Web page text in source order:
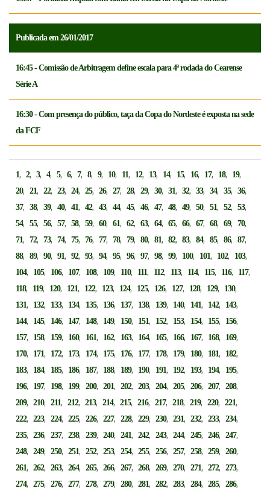
Publicada em 26/01/2017
16:45 - Comissão de Arbitragem define escala para 4ª rodada do Cearense
Série A
16:30 - Com presença do público, taça da Copa do Nordeste é exposta na sede
da FCF
1,2,3,4,5,6,7,8,9, 10, 11, 12, 13, 14, 15, 16, 17, 18, 19,
20,21,22,23,24,25,26,27,28,29,30,31,32,33,34,35,36,
37,38,39,40,41,42,43,44,45,46,47,48,49,50,51,52,53,
54,55,56,57,58,59,60,61,62,63,64,65,66,67,68,69,70,
71,72,73,74,75,76,77,78,79,80,81,82,83,84,85,86,87,
88,89,90,91,92,93,94,95,96,97,98,99, 100, 101, 102, 103,
104, 105, 106, 107, 108, 109, 110, 111, 112, 113, 114, 115, 116, 117,
118, 119, 120, 121, 122, 123, 124, 125, 126, 127, 128, 129, 130,
131, 132, 133, 134, 135, 136, 137, 138, 139, 140, 141, 142, 143,
144, 145, 146, 147, 148, 149, 150, 151, 152, 153, 154, 155, 156,
157, 158, 159, 160, 161, 162, 163, 164, 165, 166, 167, 168, 169,
170, 171, 172, 173, 174, 175, 176, 177, 178, 179, 180, 181, 182,
183, 184, 185, 186, 187, 188, 189, 190, 191, 192, 193, 194, 195,
196, 197, 198, 199,200,201,202,203,204,205,206,207,208,
209,210,211,212,213,214,215,216,217,218,219,220,221,
222,223,224,225,226,227,228,229,230,231,232,233,234,
235,236,237,238,239,240,241,242,243,244,245,246,247,
248,249,250,251,252,253,254,255,256,257,258,259,260,
261,262,263,264,265,266,267,268,269,270,271,272,273,
274,275,276,277,278,279,280,281,282,283,284,285,286,